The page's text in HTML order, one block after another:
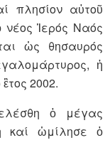
πλησίον αὐτοῦ
νέος Ἱερός Ναός
ὡς θησαυρός
ἡ
2002.
ὁ μέγας
καί ὡμίλησε ὁ